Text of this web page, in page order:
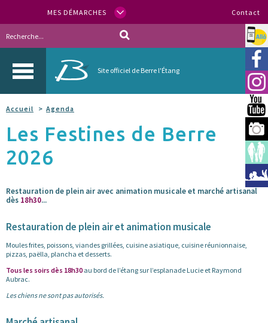
MES DÉMARCHES Contact
Site officiel de Berre l'Étang
Allo
Accueil Agenda
Les Festines de Berre
2026
Restauration de plein air avec animation musicale et marché artisanal
dès 18h30...
Restauration de plein air et animation musicale
Moules frites, poissons, viandes grillées, cuisine asiatique, cuisine réunionnaise,
pizzas, paëlla, plancha et desserts.
Tous les soirs dès 18h30 au bord de l’étang sur l’esplanade Lucie et Raymond
Aubrac.
Les chiens ne sont pas autorisés.